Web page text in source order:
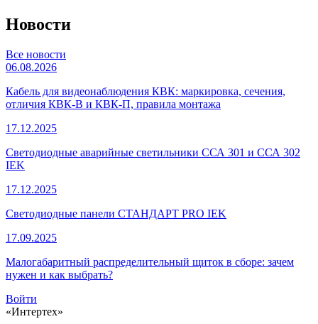
Новости
Все новости
06.08.2026
Кабель для видеонаблюдения КВК: маркировка, сечения,
отличия КВК-В и КВК-П, правила монтажа
17.12.2025
Светодиодные аварийные светильники ССА 301 и ССА 302
IEK
17.12.2025
Светодиодные панели СТАНДАРТ PRO IEK
17.09.2025
Малогабаритный распределительный щиток в сборе: зачем
нужен и как выбрать?
Войти
«Интертех»